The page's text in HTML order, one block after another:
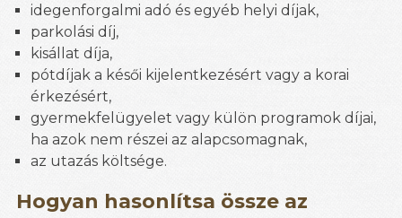
idegenforgalmi adó és egyéb helyi díjak,
parkolási díj,
kisállat díja,
pótdíjak a késői kijelentkezésért vagy a korai
érkezésért,
gyermekfelügyelet vagy külön programok díjai,
ha azok nem részei az alapcsomagnak,
az utazás költsége.
Hogyan hasonlítsa össze az